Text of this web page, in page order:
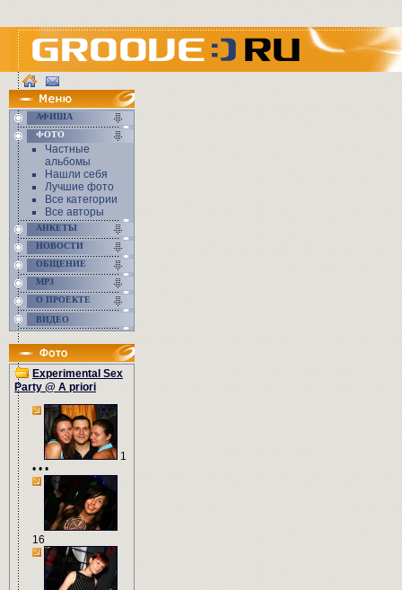
АФИША
ФОТО
Частные
альбомы
Нашли себя
Лучшие фото
Все категории
Все авторы
АНКЕТЫ
НОВОСТИ
ОБЩЕНИЕ
MP3
О ПРОЕКТЕ
ВИДЕО
Experimental Sex
Party @ A priori
1
• • •
16